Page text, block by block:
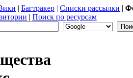
| Багтракер | Списки рассылки |
| Поиск по ресурсам